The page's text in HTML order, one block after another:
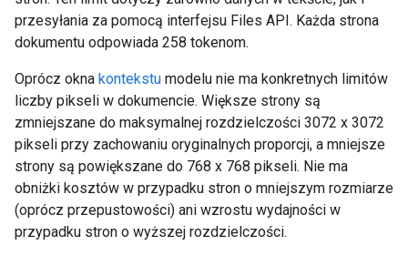
przesyłania za pomocą interfejsu Files API. Każda strona
dokumentu odpowiada 258 tokenom.
Oprócz okna kontekstu modelu nie ma konkretnych limitów
liczby pikseli w dokumencie. Większe strony są
zmniejszane do maksymalnej rozdzielczości 3072 x 3072
pikseli przy zachowaniu oryginalnych proporcji, a mniejsze
strony są powiększane do 768 x 768 pikseli. Nie ma
obniżki kosztów w przypadku stron o mniejszym rozmiarze
(oprócz przepustowości) ani wzrostu wydajności w
przypadku stron o wyższej rozdzielczości.